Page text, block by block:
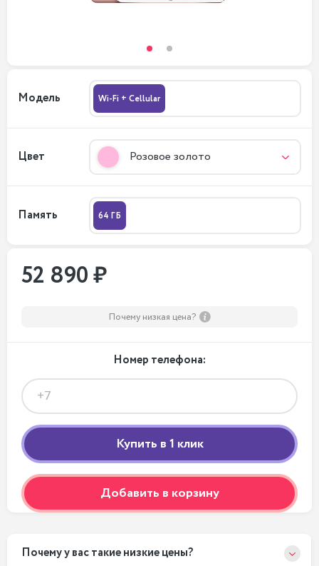
Модель Wi-Fi + Cellular
Цвет Розовое золото
Память 64 ГБ
52 890 ₽
Почему низкая цена?
Номер телефона:
Добавить в корзину
Почему у вас такие низкие цены?